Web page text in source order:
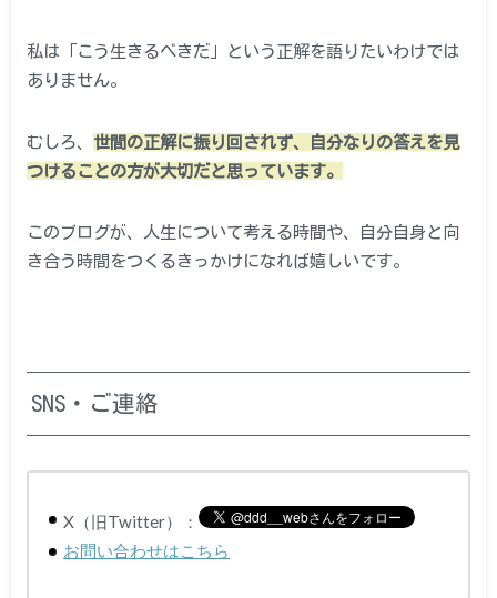
私は「こう生きるべきだ」という正解を語りたいわけでは
ありません。
むしろ、 世間の正解に振り回されず、自分なりの答えを見
つけることの方が大切だと思っています。
このブログが、人生について考える時間や、自分自身と向
き合う時間をつくるきっかけになれば嬉しいです。
SNS・ご連絡
X（旧Twitter）：
お問い合わせはこちら